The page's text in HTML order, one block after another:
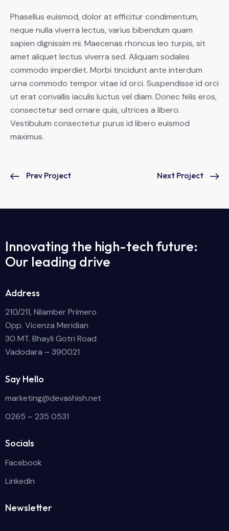
Phasellus euismod, dolor at efficitur condimentum,
neque nulla viverra lectus, varius bibendum quam
sapien dignissim mi. Maecenas rhoncus leo turpis, sit
amet aliquet lectus viverra sed. Aliquam sodales
commodo imperdiet. Morbi tincidunt ante interdum
urna commodo tempor vitae id orci. Suspendisse id orci
ut erat convallis iaculis luctus vel diam. Donec felis eros,
consectetur sed ornare quis, ultrices a libero.
Vestibulum consectetur purus id libero euismod
maximus.
Prev Project Next Project
Innovating the high-tech future:
Our leading drive
Address
210/211, Nilamber Primero
Opp. Vicenza Meridian
30 MT. Bhayli Gotri Road
Vadodara – 390021
Say Hello
marketing@devashish.net
0265 – 235 0531
Socials
Facebook
LinkedIn
Newsletter